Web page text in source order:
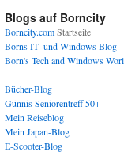
Blogs auf Borncity
Borncity.comStartseite
Borns IT- und Windows Blog
Born's Tech and Windows
Bücher-Blog
Günnis Seniorentreff 50+
Mein Reiseblog
Mein Japan-Blog
E-Scooter-Blog